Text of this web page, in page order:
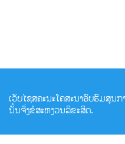
ເວັບໄຊສຄະນະໂຄສະນາອົບຮົມສູນ
ນັ້ນຈື່ງຂໍສະຫງວນລິຂະສິດ.